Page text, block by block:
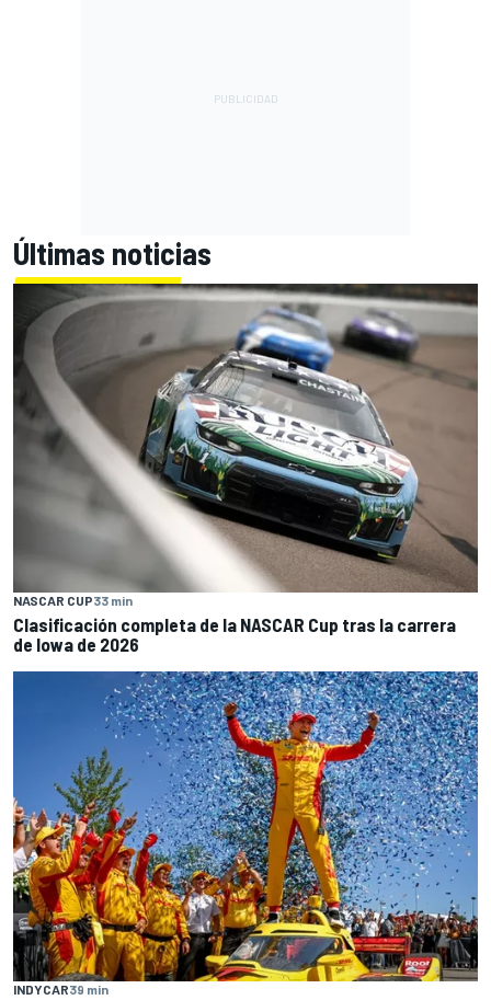
Últimas noticias
NASCAR CUP33 min
Clasificación completa de la NASCAR Cup tras la carrera
de Iowa de 2026
INDYCAR39 min